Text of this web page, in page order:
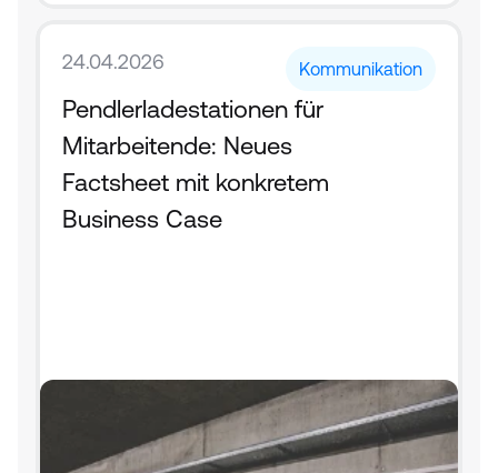
24.04.2026 Kommunikation
Pendlerladestationen für
Mitarbeitende: Neues
Factsheet mit konkretem
Business Case